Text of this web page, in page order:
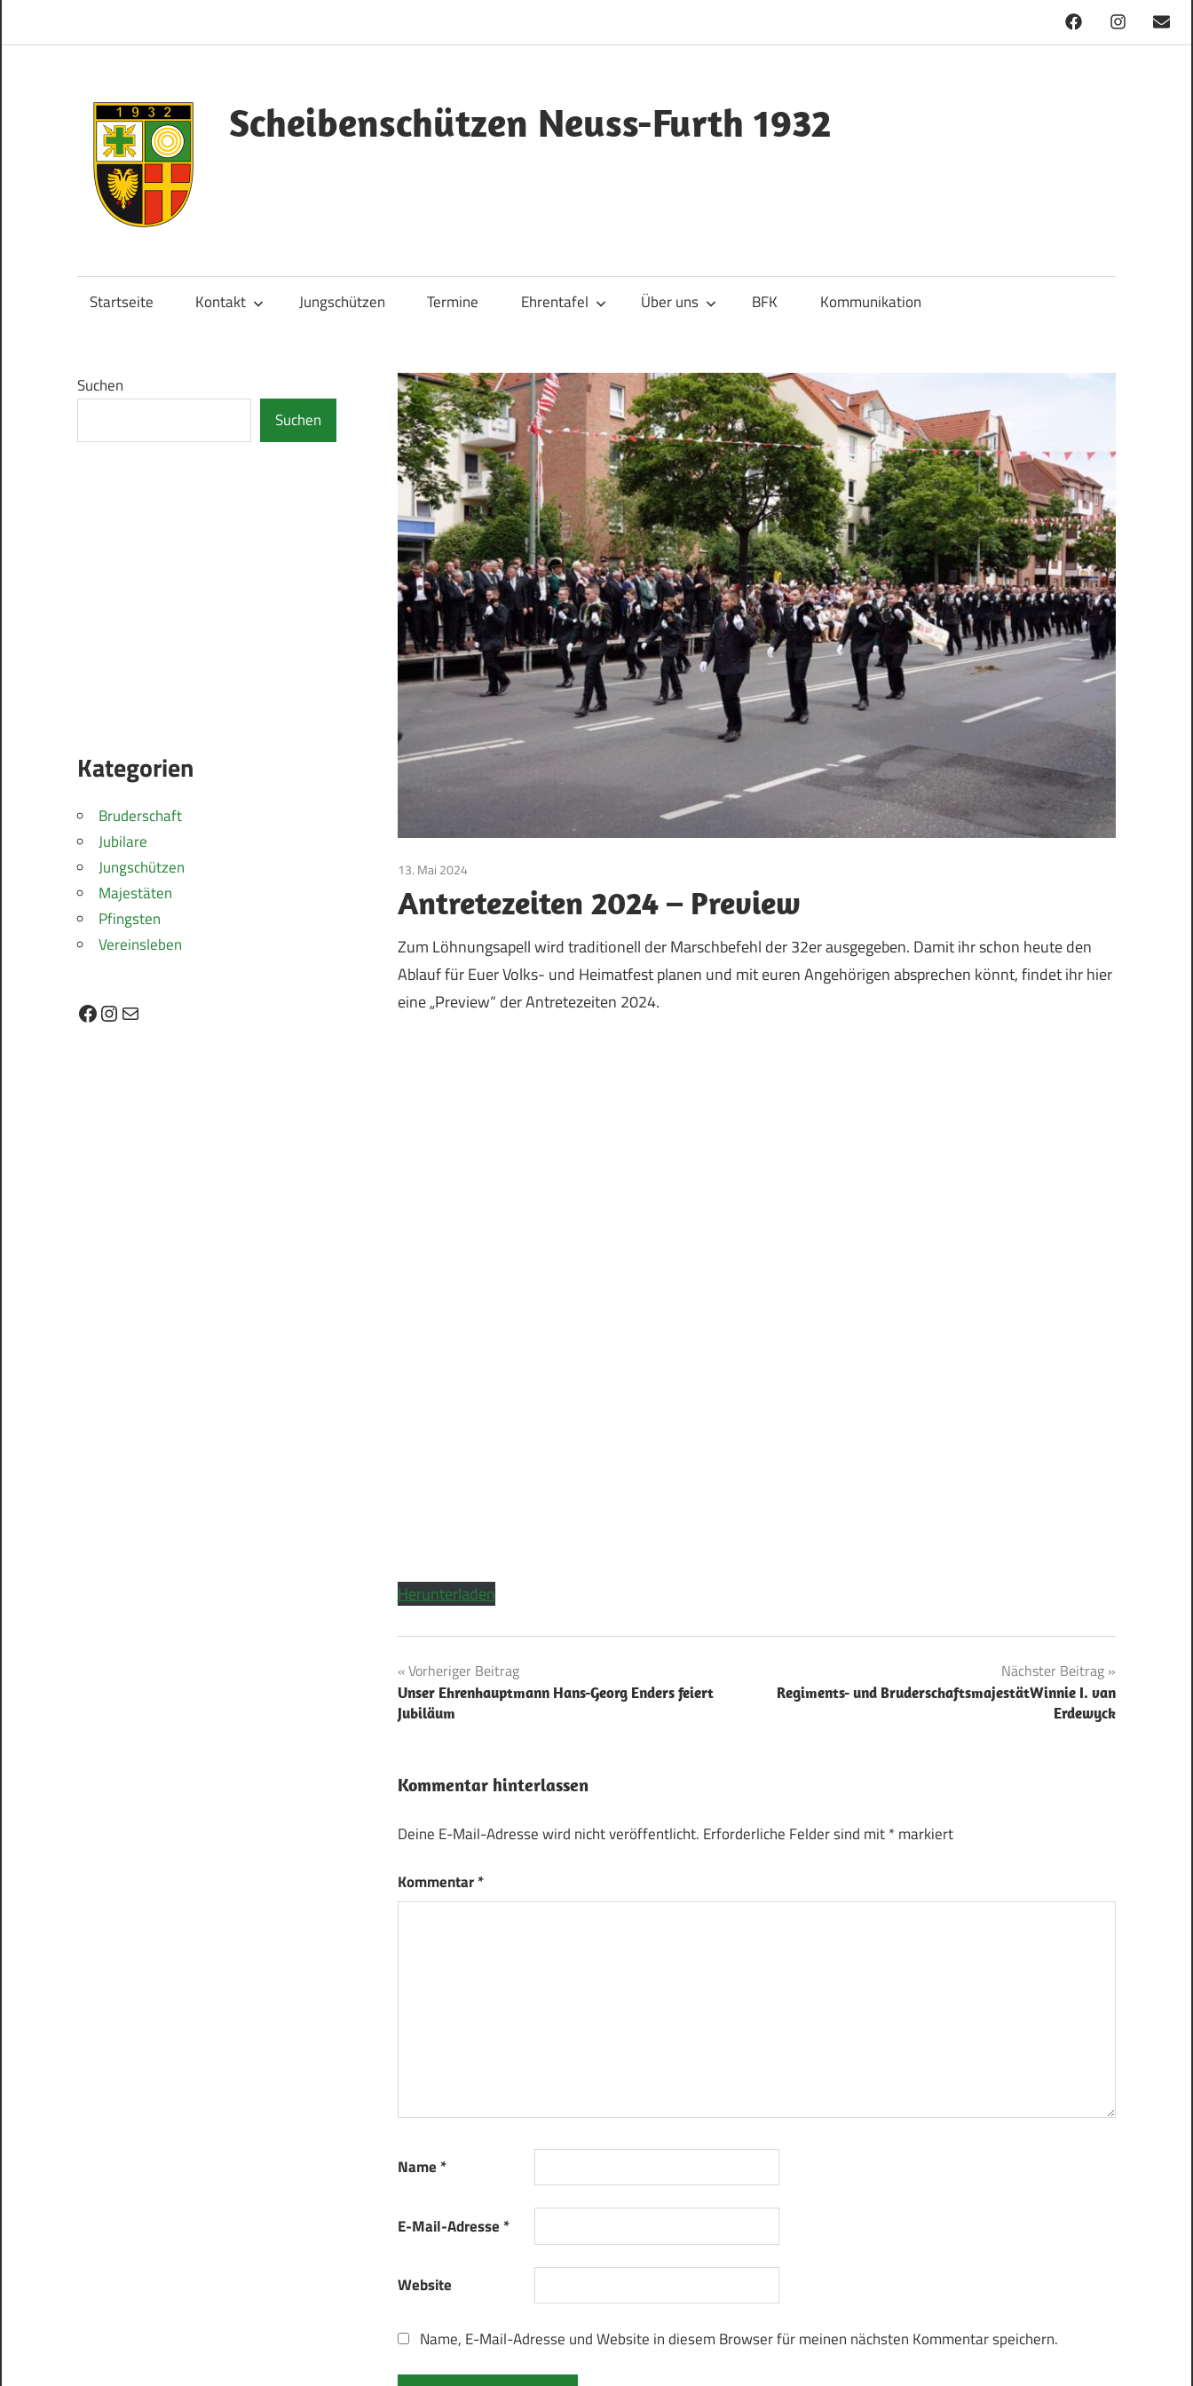
FacebookInstagram
Mail
springen
Scheibenschützen Neuss-Furth 1932
Startseite
Kontakt Jungschützen Termine Ehrentafel Über uns BFK Kommunikation
13. Mai 2024Bruderschaft
Antretezeiten 2024 – Preview
Zum Löhnungsapell wird traditionell der Marschbefehl der 32er ausgegeben. Damit ihr schon heute den
Ablauf für Euer Volks- und Heimatfest planen und mit euren Angehörigen absprechen könnt, findet ihr hier
eine „Preview“ der Antretezeiten 2024.
Herunterladen
Beitragsnavigation
Vorheriger Beitrag
Unser Ehrenhauptmann Hans-Georg Enders feiert
Jubiläum
Nächster Beitrag
Regiments- und BruderschaftsmajestätWinnie I. van
Erdewyck
Kommentar hinterlassen
Deine E-Mail-Adresse wird nicht veröffentlicht. Erforderliche Felder sind mit*markiert
Kommentar*
Name *
E-Mail-Adresse *
Website
Name, E-Mail-Adresse und Website in diesem Browser für meinen nächsten Kommentar speichern.
Suchen
Suchen
Kategorien
Bruderschaft
Jubilare
Jungschützen
Majestäten
Pfingsten
Vereinsleben
Facebook
Instagram
E-Mail